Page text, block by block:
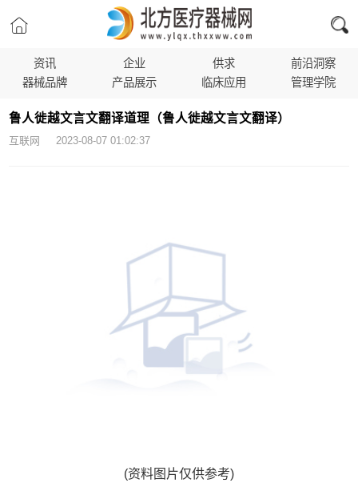
资讯 企业 供求
前沿洞察
器械品牌
产品展示 临床应用 管理学院
鲁人徙越文言文翻译道理（鲁人徙越文言文翻译）
互联网 2023-08-07 01:02:37
(资料图片仅供参考)